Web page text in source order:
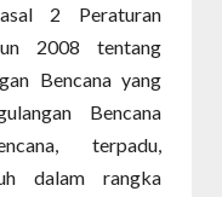
2 Peraturan
2008 tentang
Bencana yang
Bencana
terpadu,
dalam rangka